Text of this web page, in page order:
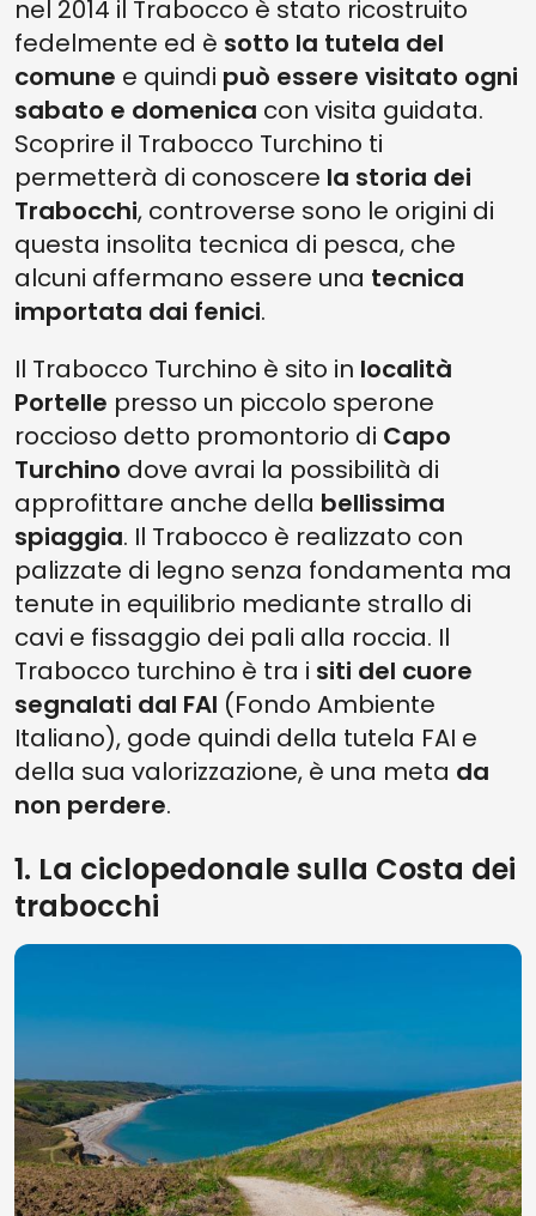
nel 2014 il Trabocco è stato ricostruito
fedelmente ed è sotto la tutela del
comune e quindi può essere visitato ogni
sabato e domenica con visita guidata.
Scoprire il Trabocco Turchino ti
permetterà di conoscere la storia dei
Trabocchi, controverse sono le origini di
questa insolita tecnica di pesca, che
alcuni affermano essere una tecnica
importata dai fenici.
Il Trabocco Turchino è sito in località
Portelle presso un piccolo sperone
roccioso detto promontorio di Capo
Turchino dove avrai la possibilità di
approfittare anche della bellissima
spiaggia. Il Trabocco è realizzato con
palizzate di legno senza fondamenta ma
tenute in equilibrio mediante strallo di
cavi e fissaggio dei pali alla roccia. Il
Trabocco turchino è tra i siti del cuore
segnalati dal FAI (Fondo Ambiente
Italiano), gode quindi della tutela FAI e
della sua valorizzazione, è una meta da
non perdere.
1. La ciclopedonale sulla Costa dei
trabocchi